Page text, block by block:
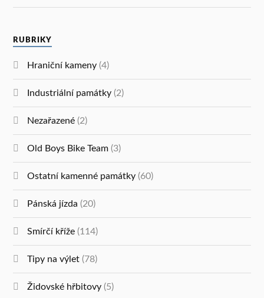
RUBRIKY
Hraniční kameny (4)
Industriální památky (2)
Nezařazené (2)
Old Boys Bike Team (3)
Ostatní kamenné památky (60)
Pánská jízda (20)
Smírčí kříže (114)
Tipy na výlet (78)
Židovské hřbitovy (5)